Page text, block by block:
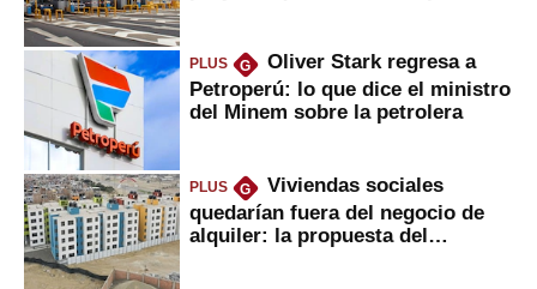
PLUS G
Oliver Stark regresa a
Petroperú: lo que dice el ministro
del Minem sobre la petrolera
PLUS G
Viviendas sociales
quedarían fuera del negocio de
alquiler: la propuesta del